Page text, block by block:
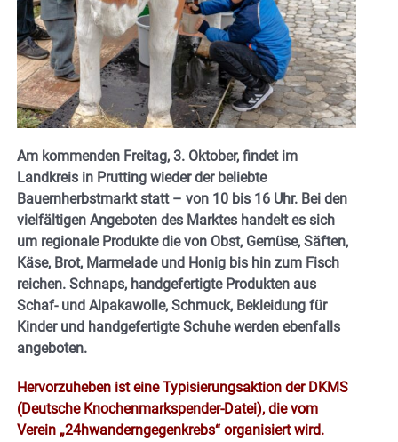
Am kommenden Freitag, 3. Oktober, findet im
Landkreis in Prutting wieder der beliebte
Bauernherbstmarkt statt – von 10 bis 16 Uhr. Bei den
vielfältigen Angeboten des Marktes handelt es sich
um regionale Produkte die von Obst, Gemüse, Säften,
Käse, Brot, Marmelade und Honig bis hin zum Fisch
reichen. Schnaps, handgefertigte Produkten aus
Schaf- und Alpakawolle, Schmuck, Bekleidung für
Kinder und handgefertigte Schuhe werden ebenfalls
angeboten.
Hervorzuheben ist eine Typisierungsaktion der DKMS
(Deutsche Knochenmarkspender-Datei), die vom
Verein „24hwanderngegenkrebs“ organisiert wird.